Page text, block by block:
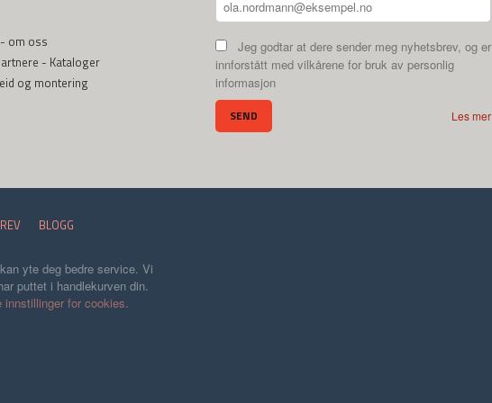
om oss
- Kataloger
og montering
Jeg godtar at dere sender meg nyhetsbrev, og er
innforstått med vilkårene for bruk av personlig
informasjon
Les mer
BLOGG
yte deg bedre service. Vi
puttet i handlekurven din.
innstillinger for cookies.